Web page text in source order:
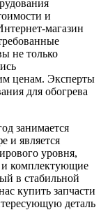
и
магазин
не только
ценам. Эксперты
для обогрева
занимается
и является
уровня,
комплектующие
в стабильной
купить запчасти
деталь